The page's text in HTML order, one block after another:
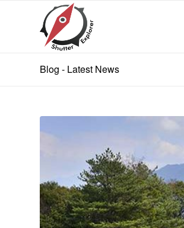
Blog - Latest News